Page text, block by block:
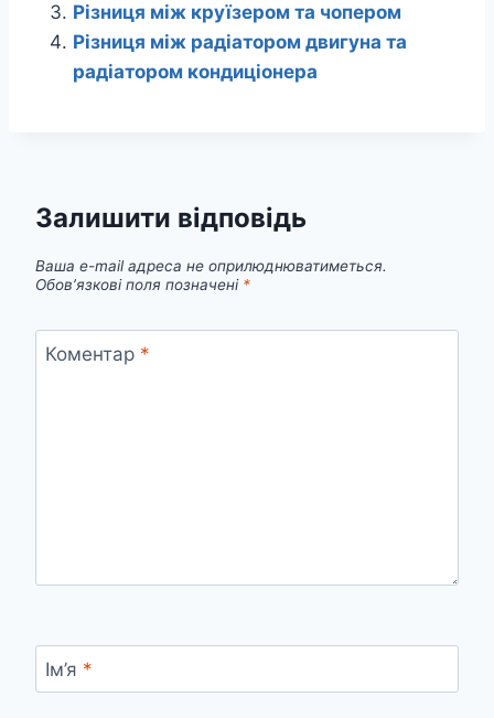
Різниця між круїзером та чопером
Різниця між радіатором двигуна та
радіатором кондиціонера
Залишити відповідь
Ваша e-mail адреса не оприлюднюватиметься.
Обов’язкові поля позначені *
Коментар *
Ім’я *